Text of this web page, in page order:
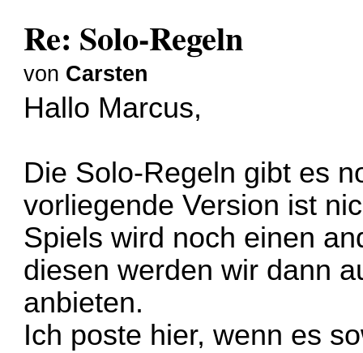
Re: Solo-Regeln
von Carsten
Hallo Marcus,
Die Solo-Regeln gibt es
vorliegende Version ist
Spiels wird noch einen
diesen werden wir dann
anbieten.
Ich poste hier, wenn es